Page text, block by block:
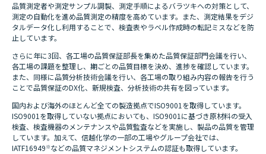
品質測定者や測定サンプル調製、測定手順によるバラツキへの対策として、
測定の自動化を進め品質測定の精度を高めています。また、測定結果をデジ
タルデータ化し利用することで、検査表やラベル作成時の転記ミスなどを防
止しています。
さらに年に3回、各工場の品質保証部長を集めた品質保証部門会議を行い、
各工場の課題を整理し、期ごとの品質目標を決め、進捗を確認しています。
また、同様に品質分析技術会議を行い、各工場の取り組み内容の報告を行う
ことで品質保証のDX化、新規検査、分析技術の共有を図っています。
国内および海外のほとんど全ての製造拠点でISO9001を取得しています。
ISO9001を取得していない拠点においても、ISO9001に基づき原材料の受入
検査、検査機器のメンテナンスや品質監査などを実施し、製品の品質を管理
しています。加えて、信越化学の一部の工場やグループ会社では、
IATF16949※などの品質マネジメントシステムの認証も取得しています。